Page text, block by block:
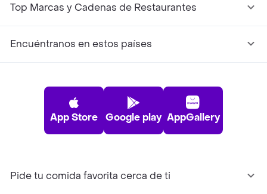
Top Marcas y Cadenas de Restaurantes
Encuéntranos en estos países
App Store Google play AppGallery
Pide tu comida favorita cerca de ti